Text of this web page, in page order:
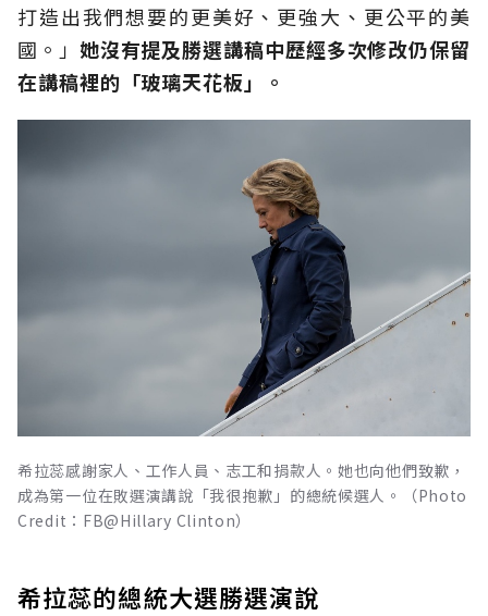
打造出我們想要的更美好、更強大、更公平的美
國。」 她沒有提及勝選講稿中歷經多次修改仍保留
在講稿裡的「玻璃天花板」。
希拉蕊感謝家人、工作人員、志工和捐款人。她也向他們致歉，
成為第一位在敗選演講說「我很抱歉」的總統候選人。（Photo
Credit：FB@Hillary Clinton）
希拉蕊的總統大選勝選演說